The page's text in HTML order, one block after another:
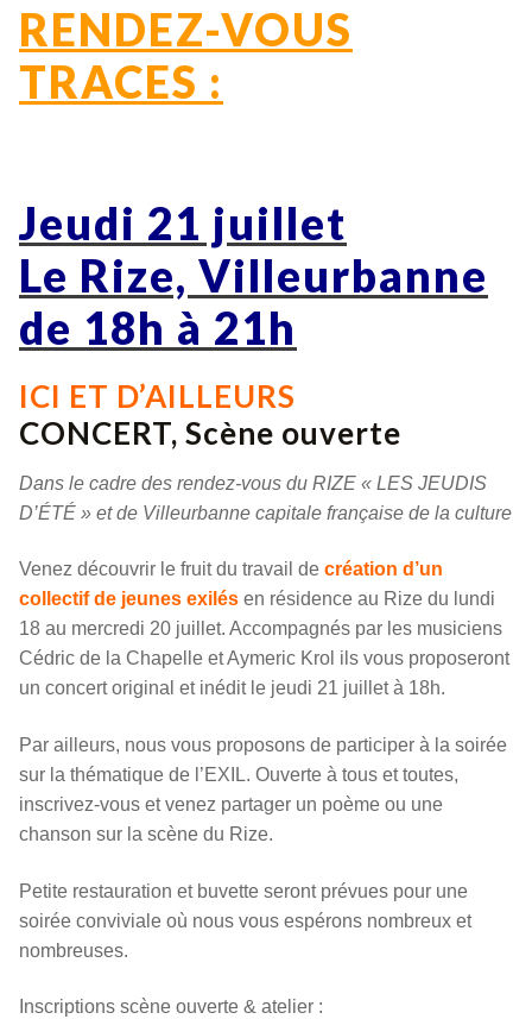
RENDEZ-VOUS
TRACES :
Jeudi 21 juillet
Le Rize, Villeurbanne
de 18h à 21h
ICI ET D’AILLEURS
CONCERT, Scène ouverte
Dans le cadre des rendez-vous du RIZE « LES JEUDIS
D’ÉTÉ » et de Villeurbanne capitale française de la culture
Venez découvrir le fruit du travail de création d’un
collectif de jeunes exilés en résidence au Rize du lundi
18 au mercredi 20 juillet. Accompagnés par les musiciens
Cédric de la Chapelle et Aymeric Krol ils vous proposeront
un concert original et inédit le jeudi 21 juillet à 18h.
Par ailleurs, nous vous proposons de participer à la soirée
sur la thématique de l’EXIL. Ouverte à tous et toutes,
inscrivez-vous et venez partager un poème ou une
chanson sur la scène du Rize.
Petite restauration et buvette seront prévues pour une
soirée conviviale où nous vous espérons nombreux et
nombreuses.
Inscriptions scène ouverte & atelier :